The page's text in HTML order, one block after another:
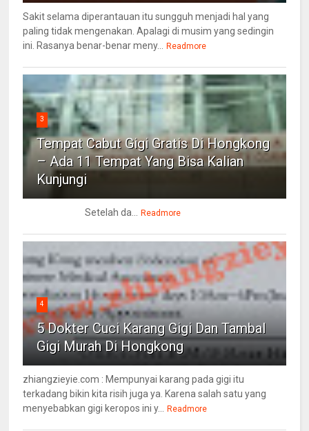
Sakit selama diperantauan itu sungguh menjadi hal yang
paling tidak mengenakan. Apalagi di musim yang sedingin
ini. Rasanya benar-benar meny... Readmore
3
Tempat Cabut Gigi Gratis Di Hongkong
– Ada 11 Tempat Yang Bisa Kalian
Kunjungi
Setelah da... Readmore
4
5 Dokter Cuci Karang Gigi Dan Tambal
Gigi Murah Di Hongkong
zhiangzieyie.com : Mempunyai karang pada gigi itu
terkadang bikin kita risih juga ya. Karena salah satu yang
menyebabkan gigi keropos ini y... Readmore